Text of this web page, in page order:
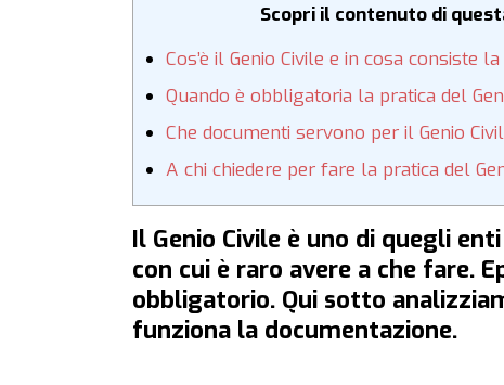
Scopri il contenuto di
Cos’è il Genio Civile e in cosa consiste
Quando è obbligatoria la pratica del
Che documenti servono per il Genio
A chi chiedere per fare la pratica del
Il Genio Civile è uno di quegli
con cui è raro avere a che fare.
obbligatorio. Qui sotto
funziona la documentazione.